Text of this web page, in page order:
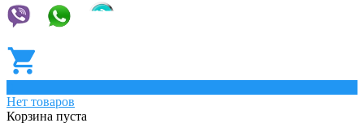
Нет товаров
Корзина пуста